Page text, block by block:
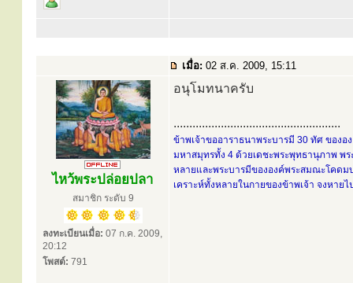
เมื่อ: 02 ส.ค. 2009, 15:11
ไหว้พระปล่อยปลา
สมาชิก ระดับ 9
ลงทะเบียนเมื่อ: 07 ก.ค. 2009,
20:12
โพสต์: 791
อนุโมทนาครับ
.....................................................
ข้าพเจ้าขออาราธนาพระบารมี 30 ทัศ ของ
มหาสมุทรทั้ง 4 ด้วยเดชะพระพุทธานุภาพ พ
หลายและพระบารมีขององค์พระสมณะโคดม
เคราะห์ทั้งหลายในกายของข้าพเจ้า จงหา